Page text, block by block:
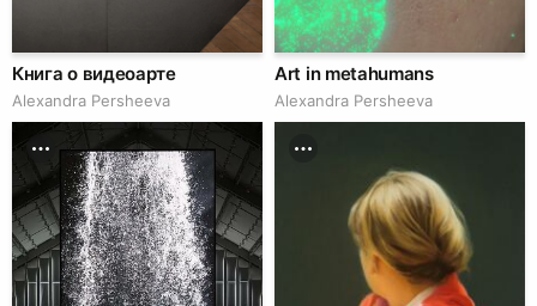
Книга о видеоарте
Alexandra Persheeva
Art in metahumans
Alexandra Persheeva